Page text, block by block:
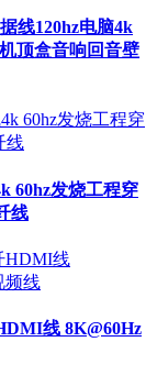
线120hz电脑4k
顶盒音响回音壁
60hz发烧工程穿
线
线 8K@60Hz